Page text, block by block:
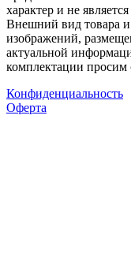
характер и не
Внешний вид товара и
изображений,
актуальной
комплектации просим
Конфиденциальность
Оферта